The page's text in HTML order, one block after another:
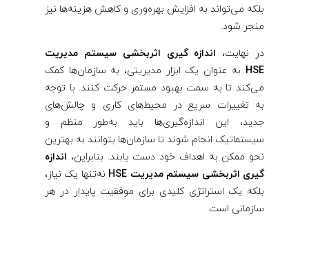
بلکه می‌تواند به افزایش بهره‌وری و کاهش هزینه‌ها نیز
منجر شود.
در نهایت، اندازه گیری اثربخشی سیستم مدیریت
HSE به عنوان یک ابزار مدیریتی، به سازمان‌ها کمک
می‌کند تا به سمت بهبود مستمر حرکت کنند. با توجه
به تغییرات سریع در محیط‌های کاری و چالش‌های
جدید، این اندازه‌گیری‌ها باید به‌طور منظم و
سیستماتیک انجام شوند تا سازمان‌ها بتوانند به بهترین
نحو ممکن به اهداف خود دست یابند. بنابراین، اندازه
گیری اثربخشی سیستم مدیریت HSE
نه‌تنها یک نیاز،
بلکه یک استراتژی کلیدی برای موفقیت پایدار در هر
سازمانی است.